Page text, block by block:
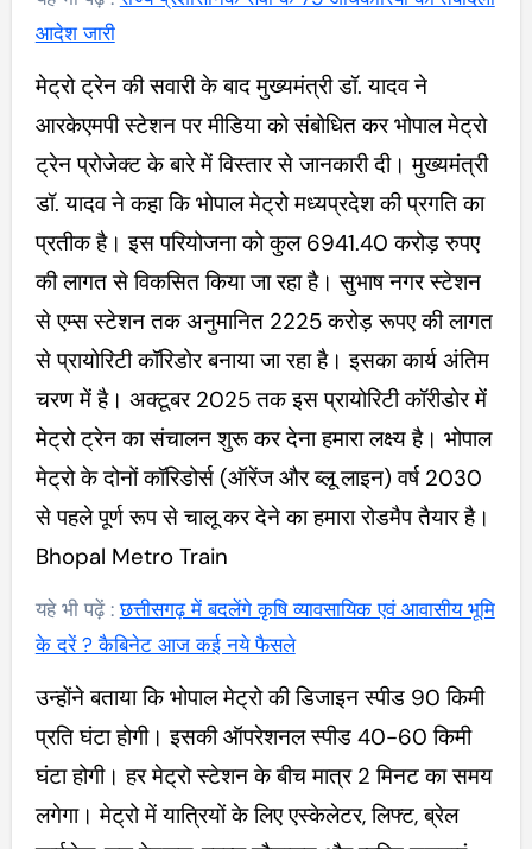
आदेश जारी
मेट्रो ट्रेन की सवारी के बाद मुख्यमंत्री डॉ. यादव ने
आरकेएमपी स्टेशन पर मीडिया को संबोधित कर भोपाल मेट्रो
ट्रेन प्रोजेक्ट के बारे में विस्तार से जानकारी दी। मुख्यमंत्री
डॉ. यादव ने कहा कि भोपाल मेट्रो मध्यप्रदेश की प्रगति का
प्रतीक है। इस परियोजना को कुल 6941.40 करोड़ रुपए
की लागत से विकसित किया जा रहा है। सुभाष नगर स्टेशन
से एम्स स्टेशन तक अनुमानित 2225 करोड़ रूपए की लागत
से प्रायोरिटी कॉरिडोर बनाया जा रहा है। इसका कार्य अंतिम
चरण में है। अक्टूबर 2025 तक इस प्रायोरिटी कॉरीडोर में
मेट्रो ट्रेन का संचालन शुरू कर देना हमारा लक्ष्य है। भोपाल
मेट्रो के दोनों कॉरिडोर्स (ऑरेंज और ब्लू लाइन) वर्ष 2030
से पहले पूर्ण रूप से चालू कर देने का हमारा रोडमैप तैयार है।
Bhopal Metro Train
यहे भी पढ़ें :छत्तीसगढ़ में बदलेंगे कृषि व्यावसायिक एवं आवासीय भूमि
के दरें ? कैबिनेट आज कई नये फैसले
उन्होंने बताया कि भोपाल मेट्रो की डिजाइन स्पीड 90 किमी
प्रति घंटा होगी। इसकी ऑपरेशनल स्पीड 40-60 किमी
घंटा होगी। हर मेट्रो स्टेशन के बीच मात्र 2 मिनट का समय
लगेगा। मेट्रो में यात्रियों के लिए एस्केलेटर, लिफ्ट, ब्रेल